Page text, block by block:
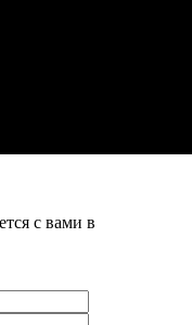
с вами в